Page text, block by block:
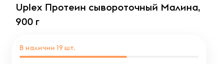
Uplex Протеин сывороточный Малина,
900 г
В наличии 19 шт.